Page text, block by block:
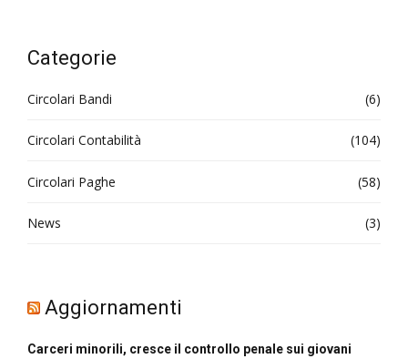
Categorie
Circolari Bandi (6)
Circolari Contabilità (104)
Circolari Paghe (58)
News (3)
Aggiornamenti
Carceri minorili, cresce il controllo penale sui giovani